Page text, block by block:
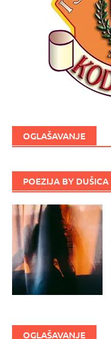
OGLAŠAVANJE
POEZIJA BY DUŠICA
OGLAŠAVANJE